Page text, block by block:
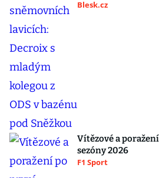
Blesk.cz
Vítězové a
sezóny 2026
F1 Sport